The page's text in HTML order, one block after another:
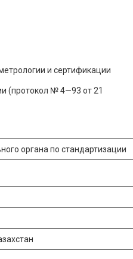
и сертификации
(протокол № 4—93 от 21
органа по стандартизации